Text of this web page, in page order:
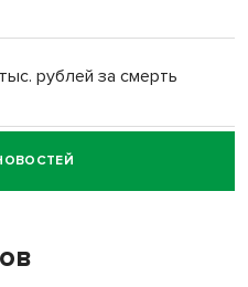
рублей за смерть
за смерть
селе лошади